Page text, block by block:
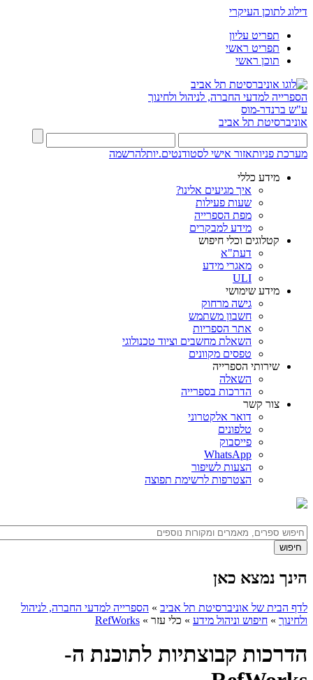
דילוג לתוכן העיקרי
תפריט עליון
תפריט ראשי
תוכן ראשי
הספרייה למדעי החברה, לניהול ולחינוך
ע"ש ברנדר-מוס
אוניברסיטת תל אביב
מערכת פניותאזור אישי לסטודנטים.יותלהרשמה
מידע כללי
איך מגיעים אלינו?
שעות פעילות
מפת הספרייה
מידע למבקרים
קטלוגים וכלי חיפוש
דעת"א
מאגרי מידע
ULI
מידע שימושי
גישה מרחוק
חשבון משתמש
אתר הספריות
השאלת מחשבים וציוד טכנולוגי
טפסים מקוונים
שירותי הספרייה
השאלה
הדרכות בספרייה
צור קשר
דואר אלקטרוני
טלפונים
פייסבוק
WhatsApp
הצעות לשיפור
הצטרפות לרשימת תפוצה
הינך נמצא כאן
לדף הבית של אוניברסיטת תל אביב » הספרייה למדעי החברה, לניהול
ולחינוך » חיפוש וניהול מידע » כלי עזר »
RefWorks
הדרכות קבוצתיות לתוכנת ה-